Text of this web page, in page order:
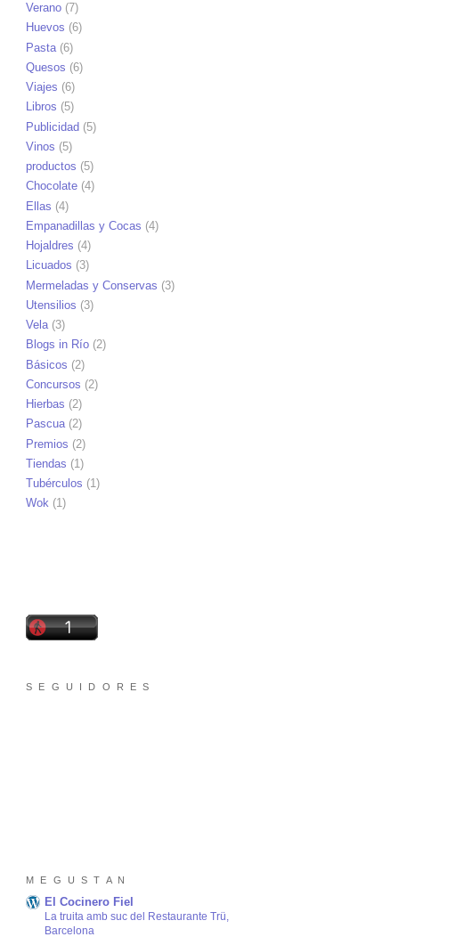
Verano (7)
Huevos (6)
Pasta (6)
Quesos (6)
Viajes (6)
Libros (5)
Publicidad (5)
Vinos (5)
productos (5)
Chocolate (4)
Ellas (4)
Empanadillas y Cocas (4)
Hojaldres (4)
Licuados (3)
Mermeladas y Conservas (3)
Utensilios (3)
Vela(3)
Blogs in Río (2)
Básicos (2)
Concursos (2)
Hierbas (2)
Pascua(2)
Premios (2)
Tiendas (1)
Tubérculos (1)
Wok (1)
S E G U I D O R E S
M E G U S T A N
El Cocinero Fiel
La truita amb suc del Restaurante Trü,
Barcelona